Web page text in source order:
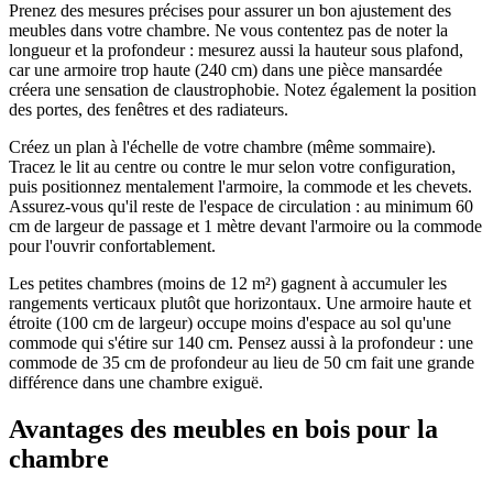
Prenez des mesures précises pour assurer un bon ajustement des
meubles dans votre chambre. Ne vous contentez pas de noter la
longueur et la profondeur : mesurez aussi la hauteur sous plafond,
car une armoire trop haute (240 cm) dans une pièce mansardée
créera une sensation de claustrophobie. Notez également la position
des portes, des fenêtres et des radiateurs.
Créez un plan à l'échelle de votre chambre (même sommaire).
Tracez le lit au centre ou contre le mur selon votre configuration,
puis positionnez mentalement l'armoire, la commode et les chevets.
Assurez-vous qu'il reste de l'espace de circulation : au minimum 60
cm de largeur de passage et 1 mètre devant l'armoire ou la commode
pour l'ouvrir confortablement.
Les petites chambres (moins de 12 m²) gagnent à accumuler les
rangements verticaux plutôt que horizontaux. Une armoire haute et
étroite (100 cm de largeur) occupe moins d'espace au sol qu'une
commode qui s'étire sur 140 cm. Pensez aussi à la profondeur : une
commode de 35 cm de profondeur au lieu de 50 cm fait une grande
différence dans une chambre exiguë.
Avantages des meubles en bois pour la
chambre